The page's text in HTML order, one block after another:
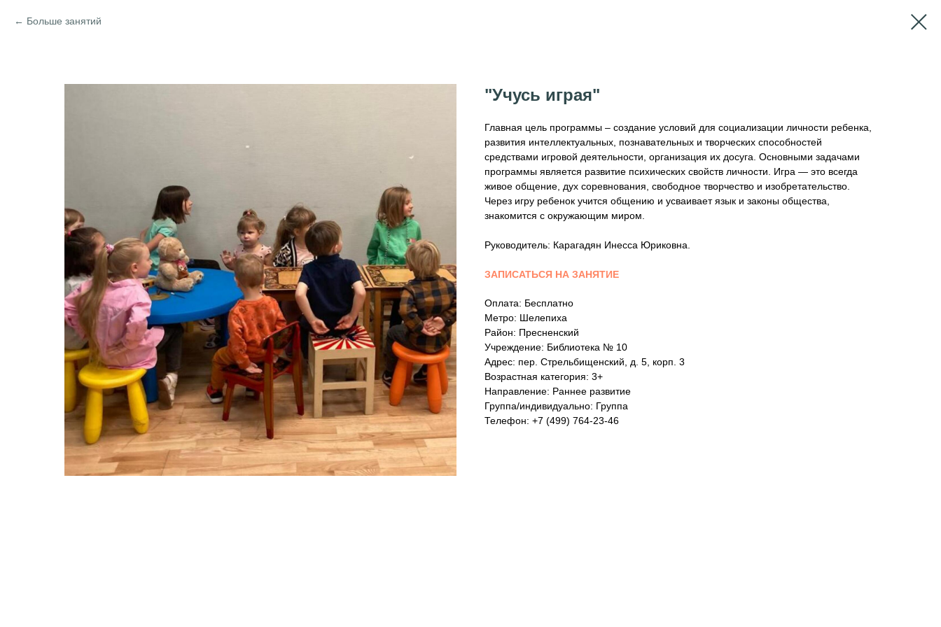
Больше занятий
"Учусь играя"
Главная цель программы – создание условий для социализации личности ребенка,
развития интеллектуальных, познавательных и творческих способностей
средствами игровой деятельности, организация их досуга. Основными задачами
программы является развитие психических свойств личности. Игра — это всегда
живое общение, дух соревнования, свободное творчество и изобретательство.
Через игру ребенок учится общению и усваивает язык и законы общества,
знакомится с окружающим миром.
Руководитель: Карагадян Инесса Юриковна.
ЗАПИСАТЬСЯ НА ЗАНЯТИЕ
Оплата: Бесплатно
Метро: Шелепиха
Район: Пресненский
Учреждение: Библиотека № 10
Адрес: пер. Стрельбищенский, д. 5, корп. 3
Возрастная категория: 3+
Направление: Раннее развитие
Группа/индивидуально: Группа
Телефон: +7 (499) 764-23-46